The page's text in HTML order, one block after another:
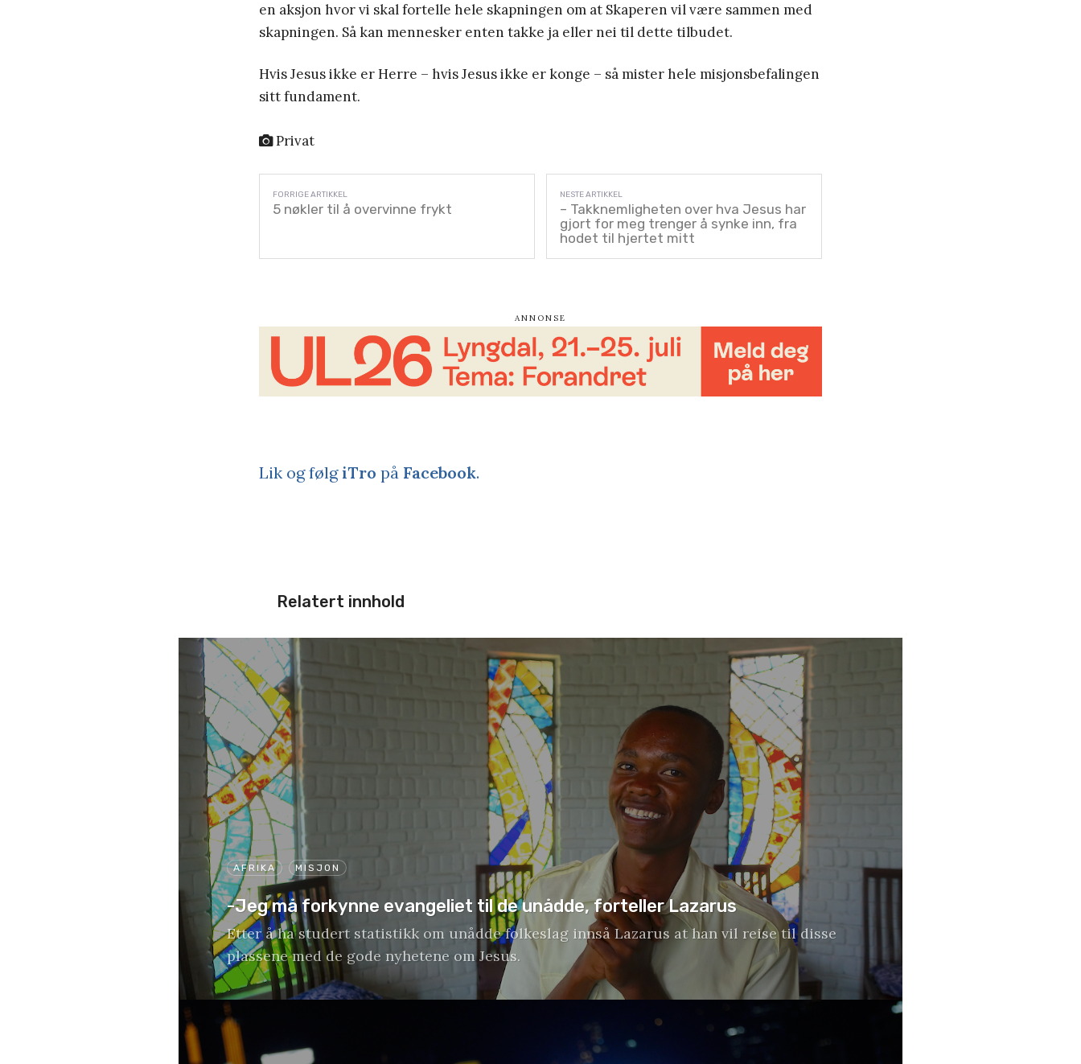
en aksjon hvor vi skal fortelle hele skapningen om at Skaperen vil være sammen med
skapningen. Så kan mennesker enten takke ja eller nei til dette tilbudet.
Hvis Jesus ikke er Herre – hvis Jesus ikke er konge – så mister hele misjonsbefalingen
sitt fundament.
Privat
5 nøkler til å overvinne frykt
– Takknemligheten over hva Jesus har
gjort for meg trenger å synke inn, fra
hodet til hjertet mitt
Lik og følgiTro på Facebook.
Relatert innhold
AFRIKA MISJON
-Jeg må forkynne evangeliet til de unådde, forteller Lazarus
Etter å ha studert statistikk om unådde folkeslag innså Lazarus at han vil reise til disse
plassene med de gode nyhetene om Jesus.